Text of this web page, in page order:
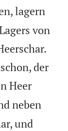
lagern
von
der
Heer
neben
und